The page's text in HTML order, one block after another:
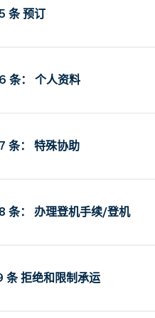
条 预订
条： 个人资料
条： 特殊协助
条： 办理登机手续/登机
条 拒绝和限制承运